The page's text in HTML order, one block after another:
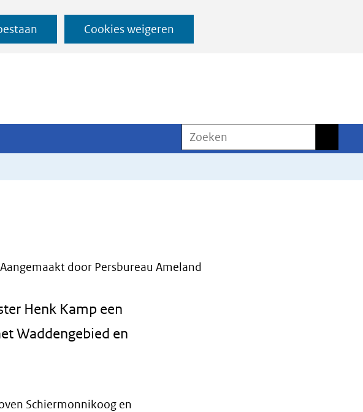
Cookies weigeren
Zoeken
Aangemaakt door Persbureau Ameland
Henk Kamp een
Waddengebied en
Schiermonnikoog en